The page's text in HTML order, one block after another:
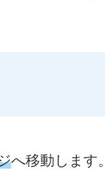
へ移動します。